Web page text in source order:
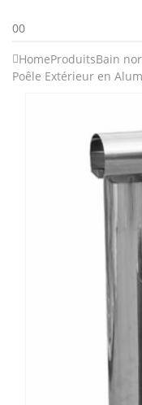
00
HomeProduitsBain
Poêle Extérieur en